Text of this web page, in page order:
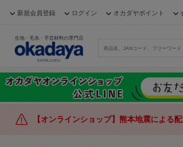
新規会員登録 ログイン オカダヤポイント
生地・毛糸・手芸材料の専門店
【オンラインショップ】熊本地震による